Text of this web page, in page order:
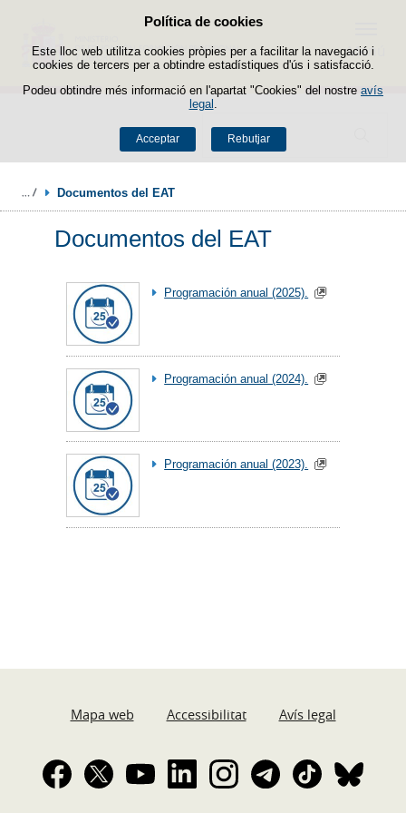
Política de cookies
Este lloc web utilitza cookies pròpies per a facilitar la navegació i
cookies de tercers per a obtindre estadístiques d'ús i satisfacció.
Podeu obtindre més informació en l'apartat "Cookies" del nostre avís
legal
Acceptar Rebutjar
Passar al contingut
Buscador
Menú
Documentos del EAT
Documentos del EAT
Programación anual (2025).
Programación anual (2024).
Programación anual (2023).
Mapa web Accessibilitat Avís legal